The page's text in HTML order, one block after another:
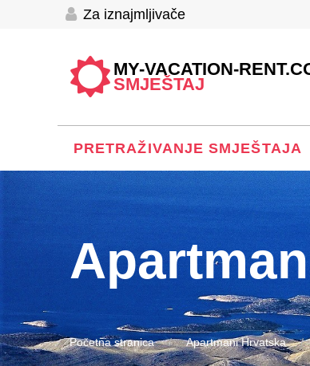
Za iznajmljivače
MY-VACATION-
SMJEŠTAJ
PRETRAŽIVANJE SMJEŠTAJA
Početna stranica Apartmani Hrvatska